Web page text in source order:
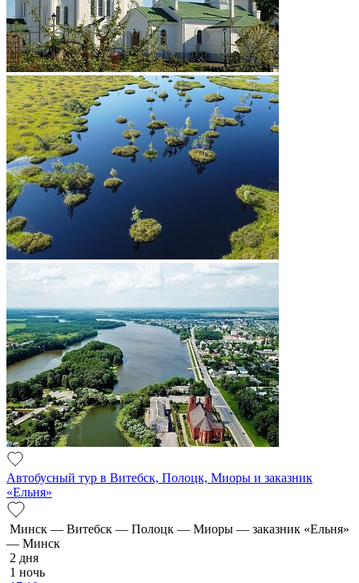
Автобусный тур в Витебск, Полоцк, Миоры и заказник
«Ельня»
Минск — Витебск — Полоцк — Миоры — заказник «Ельня»
— Минск
2 дня
1 ночь